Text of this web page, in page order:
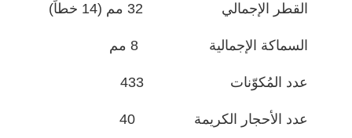
القطر الإجمالي 32 مم (14 خطاً)
السماكة الإجمالية 8 مم
عدد المُكوّنات 433
عدد الأحجار الكريمة 40